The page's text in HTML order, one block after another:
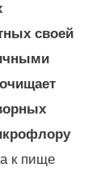
своей
к пище